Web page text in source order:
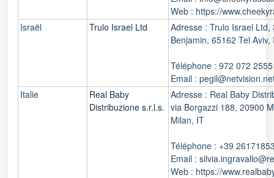
Web : https://
Israël
Trulo Israel Ltd
Adresse : Trulo Israel Ltd,
Benjamin, 65162 Tel Aviv,
Téléphone : 972 072
Email :
Italie
Real Baby
Distribuzione s.r.l.s.
Adresse : Real Baby
via Borgazzi 188, 20900
Milan, IT
Téléphone : +39
Email :
Web : https://